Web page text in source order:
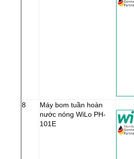
8
Máy bom tuần hoàn
nước nóng WiLo PH-
101E